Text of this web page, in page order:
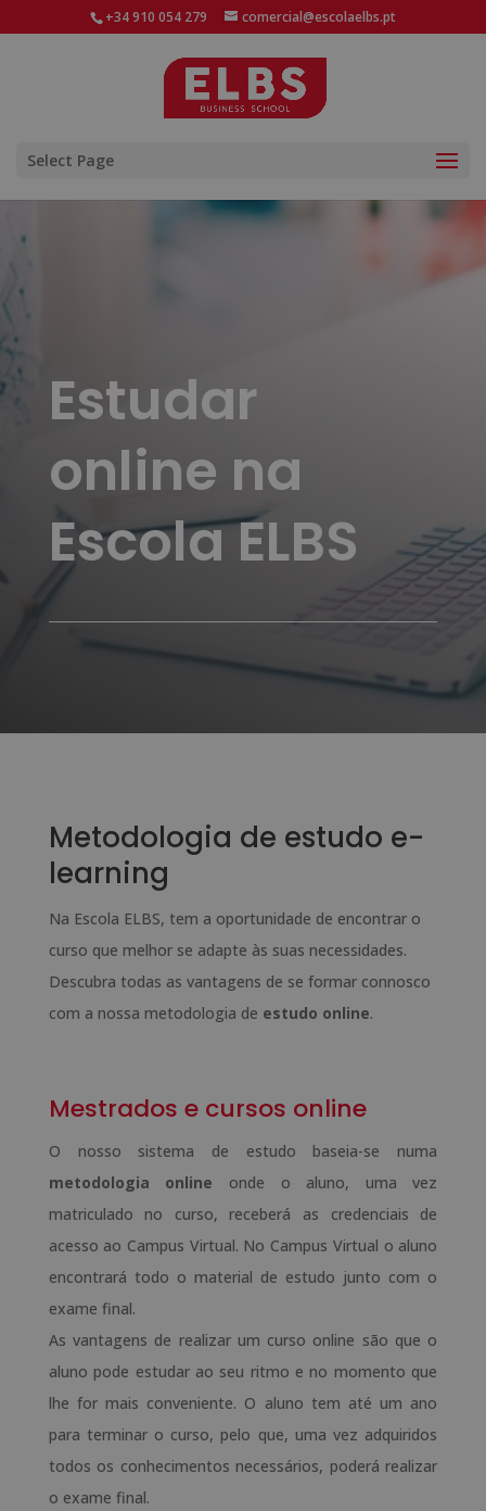
+34 910 054 279 comercial@escolaelbs.pt
Select Page
Estudar
online na
Escola ELBS
Metodologia de estudo e-
learning
Na Escola ELBS, tem a oportunidade de encontrar o
curso que melhor se adapte às suas necessidades.
Descubra todas as vantagens de se formar connosco
com a nossa metodologia de estudo online.
Mestrados e cursos online
O nosso sistema de estudo baseia-se numa
metodologia online onde o aluno, uma vez
matriculado no curso, receberá as credenciais de
acesso ao Campus Virtual. No Campus Virtual o aluno
encontrará todo o material de estudo junto com o
exame final.
As vantagens de realizar um curso online são que o
aluno pode estudar ao seu ritmo e no momento que
lhe for mais conveniente. O aluno tem até um ano
para terminar o curso, pelo que, uma vez adquiridos
todos os conhecimentos necessários, poderá realizar
o exame final.